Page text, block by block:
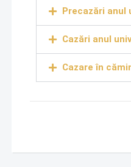
Precazări anul
Cazări anul
Cazare în